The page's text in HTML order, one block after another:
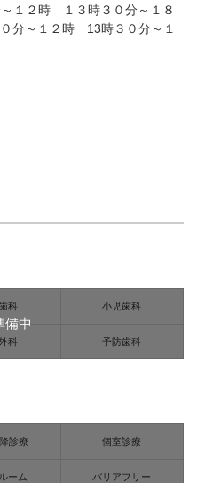
１２時 １３時３０分～１８
分～１２時 13時３０分～１
備中
科 小児歯科
科 予防歯科
診療 個室診療
ーム バリアフリー